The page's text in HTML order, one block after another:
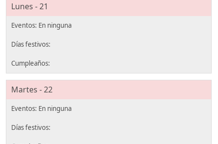
Lunes - 21
Martes - 22